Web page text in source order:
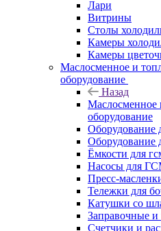
Лари
Витрины
Столы
Камеры
Камеры
Маслосменное и
оборудование
Назад
Маслосменное
оборудование
Оборудование
Оборудование
Ёмкости для
Насосы для
Пресс-
Тележки для
Катушки со
Заправочные и
Счетчики и